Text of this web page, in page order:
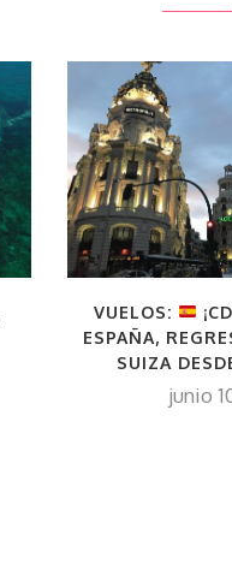
VUELOS:
ESPAÑA,
SUIZA
junio